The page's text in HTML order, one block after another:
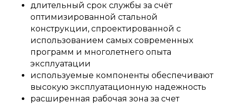
длительный срок службы за счёт
оптимизированной стальной
конструкции, спроектированной с
использованием самых современных
программ и многолетнего опыта
эксплуатации
используемые компоненты обеспечивают
высокую эксплуатационную надежность
расширенная рабочая зона за счет